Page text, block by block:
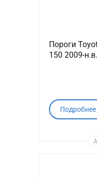
Пороги
150 2009-н.в.
Подробнее